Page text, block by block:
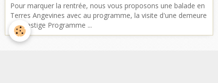
Pour marquer la rentrée, nous vous proposons une balade en
Terres Angevines avec au programme, la visite d'une demeure
de Prestige Programme ...